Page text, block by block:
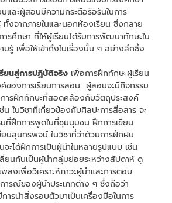
นและผู้สอนมีความกระตือรือร้นในการ
ทั้งจากภายในและนอกห้องเรียน ซึ่งกลาย
รศึกษา ที่ให้ผู้เรียนได้รับการพัฒนาทักษะใน
มรู้ เพื่อให้เข้าถึงในเรื่องนั้น ๆ อย่างลึกซึ้ง
ยนสู่การปฏิบัติจริง เพื่อการฝึกทักษะผู้เรียน
ของการเรียนการสอน ผู้สอนจะมีกิจกรรม
ารฝึกทักษะที่สอดคล้องกับวัตถุประสงค์
น ในวิชาที่เกี่ยวข้องกับศิลปะการสื่อสาร จะ
ที่ฝึกการพูดในที่ชุมนุมชน ฝึกการเขียน
ยนสุนทรพจน์ ในวิชาที่ว่าด้วยการฝึกฝน
จะได้ฝึกการเป็นผู้นำในหลายรูปแบบ เช่น
ลี่ยนกันเป็นผู้นำกลุ่มย่อยระหว่างสัปดาห์ ดู
งเพื่อวิเคราะห์ภาวะผู้นำและการตอบ
รณ์ของผู้นำประเภทต่าง ๆ ซึ่งถือว่า
การนำสิ่งรอบตัวมาเป็นเครื่องมือในการ